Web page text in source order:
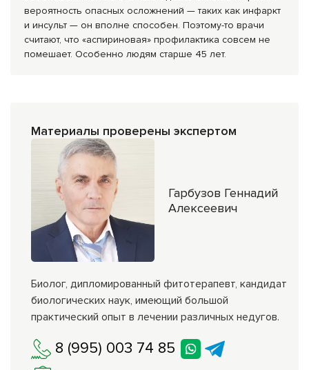
вероятность опасных осложнений — таких как инфаркт
и ин­сульт — он вполне способен. Поэтому-то врачи
счита­ют, что «аспириновая» профилактика совсем не
по­мешает. Особенно людям старше 45 лет.
Материалы проверены экспертом
Биолог, дипломированный фитотерапевт, кандидат
биологических наук, имеющий большой
практический опыт в лечении различных недугов.
8 (995) 003 74 85
Гарбузов Геннадий
Алексеевич